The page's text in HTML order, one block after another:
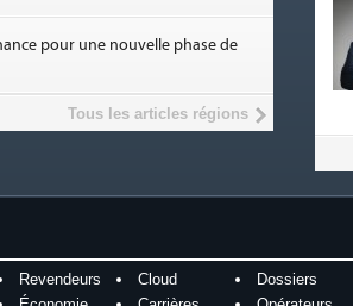
pour une nouvelle phase de
Tous les articles régions
Revendeurs Cloud
Dossiers